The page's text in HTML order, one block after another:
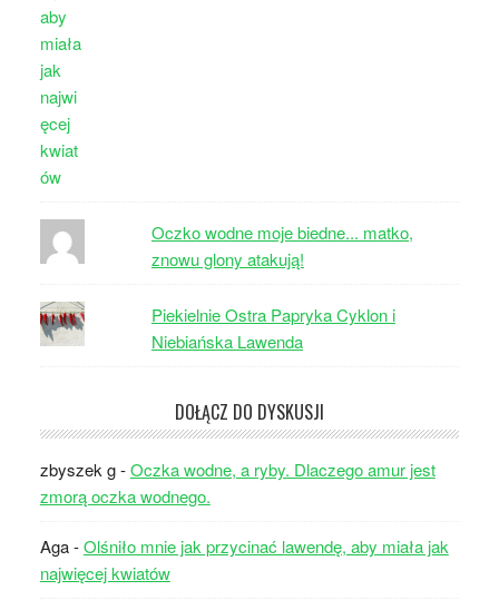
Oczko wodne moje biedne... matko,
znowu glony atakują!
Piekielnie Ostra Papryka Cyklon i
Niebiańska Lawenda
DOŁĄCZ DO DYSKUSJI
zbyszek g-Oczka wodne, a ryby. Dlaczego amur jest
zmorą oczka wodnego.
Aga-Olśniło mnie jak przycinać lawendę, aby miała jak
najwięcej kwiatów